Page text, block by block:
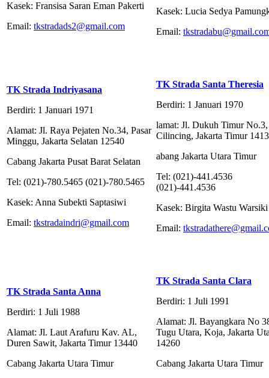
Kasek: Fransisa Saran Eman Pakerti
Email: tkstradads2@gmail.com
Kasek: Lucia Sedya
Email:
TK Strada Indriyasana
Berdiri: 1 Januari 1971
Alamat: Jl. Raya Pejaten No.34, Pasar
Minggu, Jakarta Selatan 12540
Cabang Jakarta Pusat Barat Selatan
Tel: (021)-780.5465 (021)-780.5465
Kasek: Anna Subekti Saptasiwi
Email: tkstradaindri@gmail.com
TK Strada Santa Theresia
Berdiri: 1 Januari 1970
lamat: Jl. Dukuh Timur No.3,
Cilincing, Jakarta Timur
abang Jakarta Utara Timur
Tel: (021)-441.4536
(021)-441.4536
Kasek: Birgita Wastu Warsiki
Email:
TK Strada Santa Anna
Berdiri: 1 Juli 1988
Alamat: Jl. Laut Arafuru Kav. AL,
Duren Sawit, Jakarta Timur 13440
Cabang Jakarta Utara Timur
TK Strada Santa Clara
Berdiri: 1 Juli 1991
Alamat: Jl. Bayangkara No
Tugu Utara, Koja, Jakarta
14260
Cabang Jakarta Utara Timur